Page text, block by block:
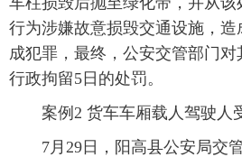
行为涉嫌故意损毁交通设施，
成犯罪，最终，公安交管部门对
行政拘留5日的处罚。
案例2 货车车厢载人驾驶人
7月29日，阳高县公安局交